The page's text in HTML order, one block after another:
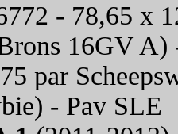
- 78,65 x
16GV A)
par
- Pav SLE